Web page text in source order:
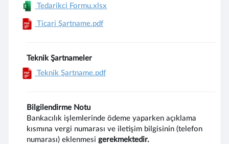
Tedarikçi Formu.xlsx
Ticari Şartname.pdf
Teknik Şartnameler
Teknik Şartname.pdf
Bilgilendirme Notu
Bankacılık işlemlerinde ödeme yaparken açıklama
kısmına vergi numarası ve iletişim bilgisinin (telefon
numarası) eklenmesigerekmektedir.